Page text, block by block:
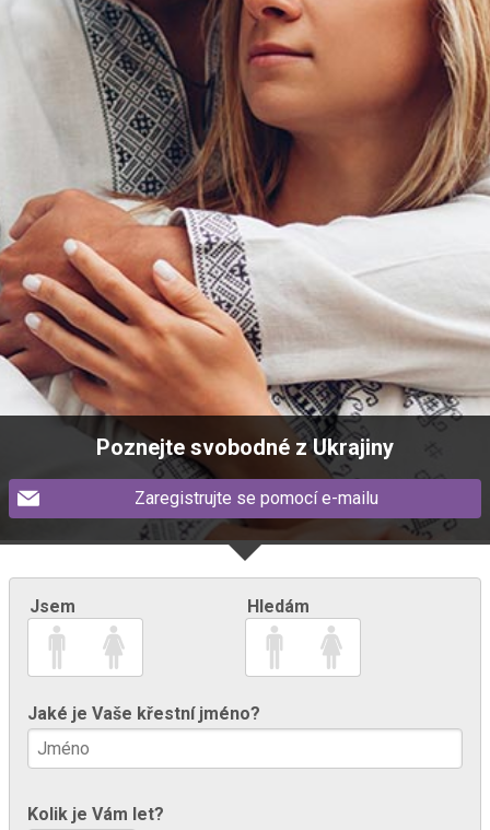
Poznejte svobodné z Ukrajiny
Zaregistrujte se pomocí e-mailu
Jsem Hledám
Jaké je Vaše křestní jméno?
Kolik je Vám let?